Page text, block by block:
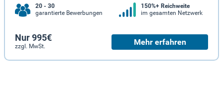
20 - 30
garantierte Bewerbungen
150%+ Reichweite
im gesamten Netzwerk
Nur 995€
zzgl. MwSt. Mehr erfahren